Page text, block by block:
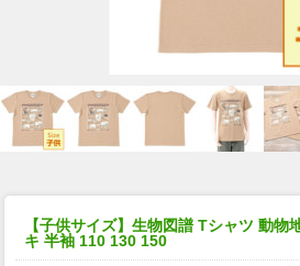
【子供サイズ】生物図譜 Tシャツ 動物
キ 半袖 110 130 150